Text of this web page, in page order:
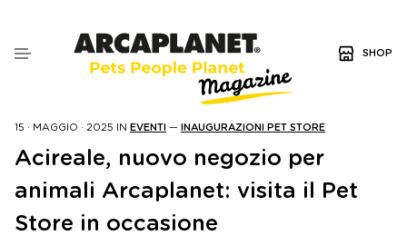
SHOP
15 · MAGGIO · 2025 IN EVENTI — INAUGURAZIONI PET STORE
Acireale, nuovo negozio per
animali Arcaplanet: visita il Pet
Store in occasione